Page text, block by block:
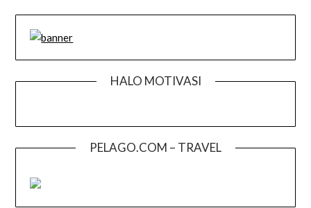
HALO MOTIVASI
PELAGO.COM – TRAVEL